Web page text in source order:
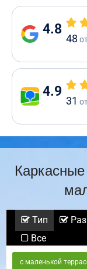
4.8
48
4.9
31
Тип
Все
с маленькой